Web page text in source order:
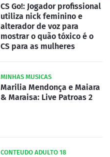
CS Go!: Jogador profissional
utiliza nick feminino e
alterador de voz para
mostrar o quão tóxico é o
CS para as mulheres
MINHAS MUSICAS
Marilia Mendonça e Maiara
& Maraisa: Live Patroas 2
CONTEUDO ADULTO 18